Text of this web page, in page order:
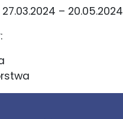
– 20.05.2024